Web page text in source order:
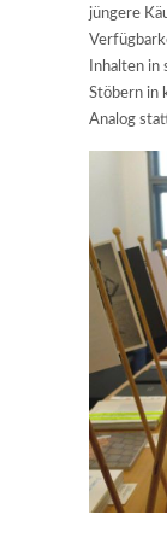
jüngere
Inhalten
Stöbern in
Analog